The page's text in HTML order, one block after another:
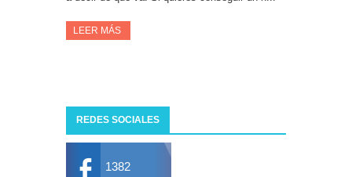
LEER MÁS
REDES SOCIALES
1382